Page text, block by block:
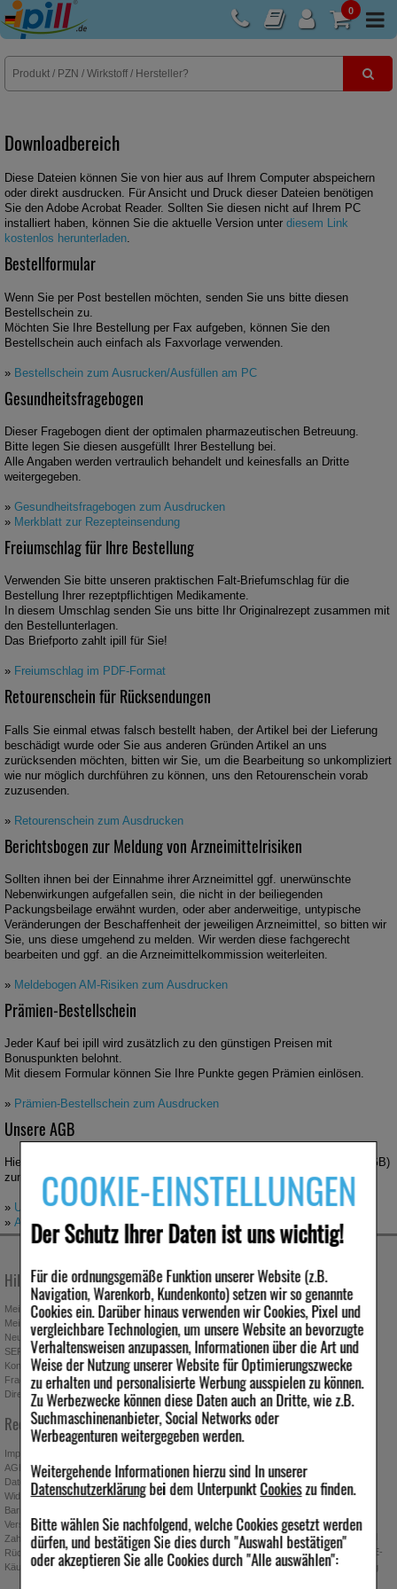
COOKIE-EINSTELLUNGEN
Der Schutz Ihrer Daten ist uns wichtig!
Für die ordnungsgemäße Funktion unserer Website (z.B.
Navigation, Warenkorb, Kundenkonto) setzen wir so genannte
Cookies ein. Darüber hinaus verwenden wir Cookies, Pixel und
vergleichbare Technologien, um unsere Website an bevorzugte
Verhaltensweisen anzupassen, Informationen über die Art und
Weise der Nutzung unserer Website für Optimierungszwecke
zu erhalten und personalisierte Werbung ausspielen zu können.
Zu Werbezwecke können diese Daten auch an Dritte, wie z.B.
Suchmaschinenanbieter, Social Networks oder
Werbeagenturen weitergegeben werden.
Weitergehende Informationen hierzu sind In unserer
Datenschutzerklärungbei dem UnterpunktCookieszu finden.
Bitte wählen Sie nachfolgend, welche Cookies gesetzt werden
dürfen, und bestätigen Sie dies durch "Auswahl bestätigen"
oder akzeptieren Sie alle Cookies durch "Alle auswählen":
0
E-Rezept
Downloadbereich
Diese Dateien können Sie von hier aus auf Ihrem Computer abspeichern
oder direkt ausdrucken. Für Ansicht und Druck dieser Dateien benötigen
Sie den Adobe Acrobat Reader. Sollten Sie diesen nicht auf Ihrem PC
installiert haben, können Sie die aktuelle Version unter diesem Link
kostenlos herunterladen.
Bestellformular
Wenn Sie per Post bestellen möchten, senden Sie uns bitte diesen
Bestellschein zu.
Möchten Sie Ihre Bestellung per Fax aufgeben, können Sie den
Bestellschein auch einfach als Faxvorlage verwenden.
» Bestellschein zum Ausrucken/Ausfüllen am PC
Gesundheitsfragebogen
Dieser Fragebogen dient der optimalen pharmazeutischen Betreuung.
Bitte legen Sie diesen ausgefüllt Ihrer Bestellung bei.
Alle Angaben werden vertraulich behandelt und keinesfalls an Dritte
weitergegeben.
» Gesundheitsfragebogen zum Ausdrucken
» Merkblatt zur Rezepteinsendung
Freiumschlag für Ihre Bestellung
Verwenden Sie bitte unseren praktischen Falt-Briefumschlag für die
Bestellung Ihrer rezeptpflichtigen Medikamente.
In diesem Umschlag senden Sie uns bitte Ihr Originalrezept zusammen mit
den Bestellunterlagen.
Das Briefporto zahlt ipill für Sie!
» Freiumschlag im PDF-Format
Retourenschein für Rücksendungen
Falls Sie einmal etwas falsch bestellt haben, der Artikel bei der Lieferung
beschädigt wurde oder Sie aus anderen Gründen Artikel an uns
zurücksenden möchten, bitten wir Sie, um die Bearbeitung so unkompliziert
wie nur möglich durchführen zu können, uns den Retourenschein vorab
zuzusenden.
» Retourenschein zum Ausdrucken
Berichtsbogen zur Meldung von Arzneimittelrisiken
Sollten ihnen bei der Einnahme ihrer Arzneimittel ggf. unerwünschte
Nebenwirkungen aufgefallen sein, die nicht in der beiliegenden
Packungsbeilage erwähnt wurden, oder aber anderweitige, untypische
Veränderungen der Beschaffenheit der jeweiligen Arzneimittel, so bitten wir
Sie, uns diese umgehend zu melden. Wir werden diese fachgerecht
bearbeiten und ggf. an die Arzneimittelkommission weiterleiten.
» Meldebogen AM-Risiken zum Ausdrucken
Prämien-Bestellschein
Jeder Kauf bei ipill wird zusätzlich zu den günstigen Preisen mit
Bonuspunkten belohnt.
Mit diesem Formular können Sie Ihre Punkte gegen Prämien einlösen.
» Prämien-Bestellschein zum Ausdrucken
Unsere AGB
Hier finden Sie unsere aktuellen Allgemeinen Geschäftsbedingungen (AGB)
zum Herunterladen oder Abspeichern.
» Unsere AGB im PDF-Format
» AGB Bonusprogramm
Hilfe & Kontakt
Mein Kundenkonto
Mein Merkzettel
Neuregistrierung
SEPA-Empfängerüberprüfung
Kontakt
Fragen & Antworten
Direktbestellung
Unternehmen
Stellenangebote
Presseportal
Affiliate-Programm
Download-Archiv
Bonus-Programm
Freundschaftswerbung
Gutscheine & Aktionen
Rechtliches
Impressum
AGB
Datenschutz
Widerrufsbelehrung
Barrierefreiheitserklärung
Versand
Zahlung
Rücknahmebedingungen
Käuferschutz
Newsletter anmelden & Vorteile
sichern
Absenden
Ich möchte zukünftig über Trends,
Schnäppchen, Gutscheine, Aktionen und
Angebote der ipill Versandapotheke per E-
Mail informiert werden. Diese Einwilligung